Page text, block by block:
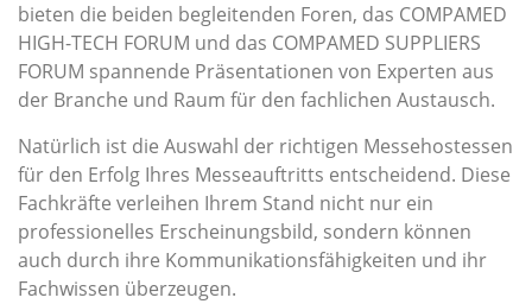
bieten die beiden begleitenden Foren, das COMPAMED
HIGH-TECH FORUM und das COMPAMED SUPPLIERS
FORUM spannende Präsentationen von Experten aus
der Branche und Raum für den fachlichen Austausch.
Natürlich ist die Auswahl der richtigen Messehostessen
für den Erfolg Ihres Messeauftritts entscheidend. Diese
Fachkräfte verleihen Ihrem Stand nicht nur ein
professionelles Erscheinungsbild, sondern können
auch durch ihre Kommunikationsfähigkeiten und ihr
Fachwissen überzeugen.